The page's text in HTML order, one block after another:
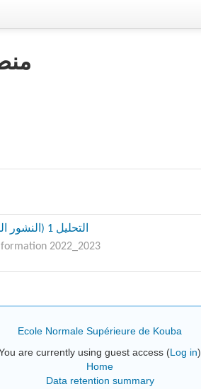
التحليل 1 (النشور المحدودة , التكامل)
formation 2022_2023
Ecole Normale Supérieure de Kouba
are currently using guest access (Log in)
Home
Data retention summary